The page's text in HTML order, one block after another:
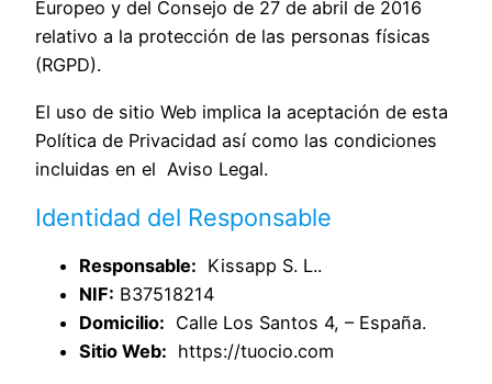
Europeo y del Consejo de 27 de abril de 2016
relativo a la protección de las personas físicas
(RGPD).
El uso de sitio Web implica la aceptación de esta
Política de Privacidad así como las condiciones
incluidas en el Aviso Legal.
Identidad del Responsable
Responsable: Kissapp S. L..
NIF: B37518214
Domicilio: Calle Los Santos 4, – España.
Sitio Web: https://tuocio.com